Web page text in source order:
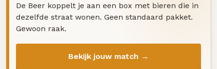
De Beer koppelt je aan een box met bieren die in
dezelfde straat wonen. Geen standaard pakket.
Gewoon raak.
Bekijk jouw match →